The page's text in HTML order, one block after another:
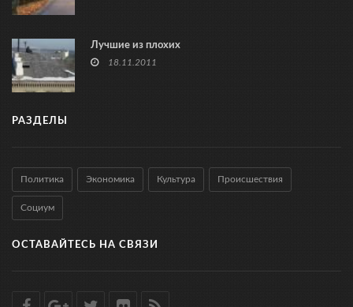
Лучшие из плохих
18.11.2011
РАЗДЕЛЫ
Политика Экономика Культура Происшествия
Социум
ОСТАВАЙТЕСЬ НА СВЯЗИ